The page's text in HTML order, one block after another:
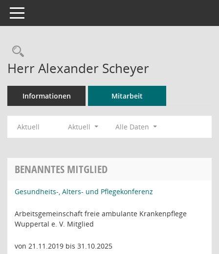
Toggle navigation
Rechercheauswahl
Herr Alexander Scheyer
Informationen Mitarbeit
Aktuell Aktuell Alle Daten
BENANNTES MITGLIED
Gesundheits-, Alters- und Pflegekonferenz
Arbeitsgemeinschaft freie ambulante Krankenpflege
Wuppertal e. V. Mitglied
von 21.11.2019 bis 31.10.2025